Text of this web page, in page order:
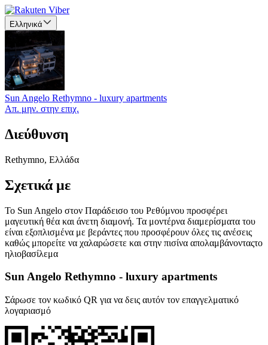
Ελληνικά
Sun Angelo Rethymno - luxury apartments
Απ. μην. στην επιχ.
Διεύθυνση
Rethymno, Ελλάδα
Σχετικά με
Το Sun Angelo στον Παράδεισο του Ρεθύμνου προσφέρει
μαγευτική θέα και άνετη διαμονή. Τα μοντέρνα διαμερίσματα του
είναι εξοπλισμένα με βεράντες που προσφέρουν όλες τις ανέσεις
καθώς μπορείτε να χαλαρώσετε και στην πισίνα απολαμβάνονταςτο
ηλιοβασίλεμα
Sun Angelo Rethymno - luxury apartments
Σάρωσε τον κωδικό QR για να δεις αυτόν τον επαγγελματικό
λογαριασμό